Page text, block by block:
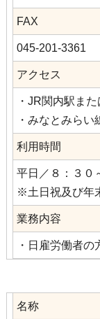
FAX
045‐201‐3361
アクセス
・JR関内駅ま
・みなとみら
利用時間
平日／８：３０
※土日祝及び年
業務内容
・日雇労働者の
名称